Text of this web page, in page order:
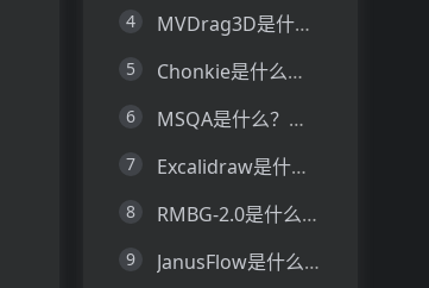
4 MVDrag3D是什么？一文让你看懂MVDrag3D的技术原理、主要功能、应用场景
5 Chonkie是什么？一文让你看懂Chonkie的技术原理、主要功能、应用场景
6 MSQA是什么？一文让你看懂MSQA的技术原理、主要功能、应用场景
7 Excalidraw是什么？一文让你看懂Excalidraw的技术原理、主要功能、应用场景
8 RMBG-2.0是什么？一文让你看懂RMBG-2.0的技术原理、主要功能、应用场景
9 JanusFlow是什么？一文让你看懂JanusFlow的技术原理、主要功能、应用场景